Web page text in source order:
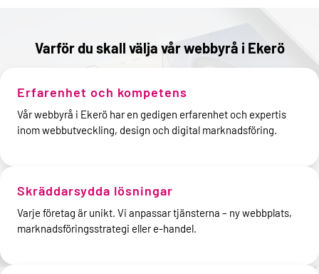
Varför du skall välja vår webbyrå i Ekerö
Erfarenhet och kompetens
Vår webbyrå i Ekerö har en gedigen erfarenhet och expertis
inom webbutveckling, design och digital marknadsföring.
Skräddarsydda lösningar
Varje företag är unikt. Vi anpassar tjänsterna – ny webbplats,
marknadsföringsstrategi eller e-handel.